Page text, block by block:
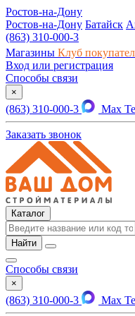
Ростов-на-Дону
Ростов-на-Дону Батайск
(863) 310-000-3
Магазины Клуб
Вход или регистрация
Способы связи
×
(863) 310-000-3 Max
Заказать звонок
Каталог
Найти
Способы связи
×
(863) 310-000-3 Max